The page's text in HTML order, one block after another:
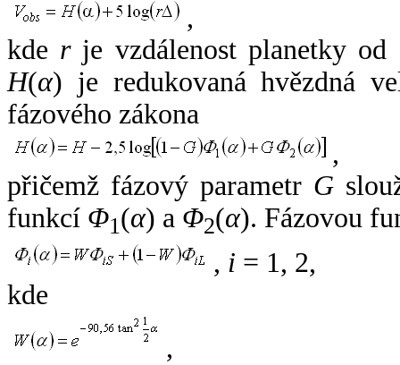
,
kde rje vzdálenost planetky od
H(α) je redukovaná hvězdná
fázového zákona
,
přičemž fázový parametr G
funkcí Φ1(α) a Φ2(α). Fázovou
, i = 1, 2,
kde
,